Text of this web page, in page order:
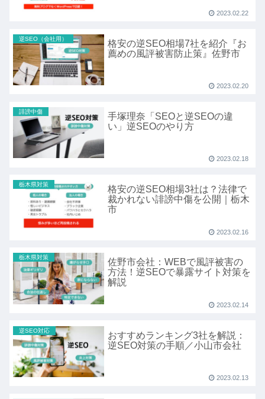
2023.02.22
逆SEO（会社用）
格安の逆SEO相場7社を紹介『お
薦めの風評被害防止策』佐野市
2023.02.20
誹謗中傷
手塚理奈「SEOと逆SEOの違
い」逆SEOのやり方
2023.02.18
栃木県対策
格安の逆SEO相場3社は？法律で
裁かれない誹謗中傷を公開｜栃木
市
2023.02.16
栃木県対策
佐野市会社：WEBで風評被害の
方法！逆SEOで暴露サイト対策を
解説
2023.02.14
逆SEO対応
おすすめランキング3社を解説：
逆SEO対策の手順／小山市会社
2023.02.13